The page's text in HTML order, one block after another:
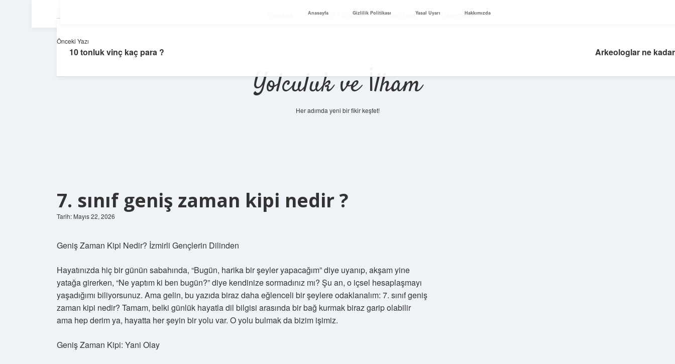
Gizlilik Politikası Yasal Uyarı Hakkımızda
Yolculuk ve İlham
Her adımda yeni bir fikir keşfet!
7. sınıf geniş zaman kipi nedir ?
Tarih: Mayıs 22, 2026
Geniş Zaman Kipi Nedir? İzmirli Gençlerin Dilinden
Hayatınızda hiç bir günün sabahında, “Bugün, harika bir şeyler yapacağım” diye uyanıp, akşam yine
yatağa girerken, “Ne yaptım ki ben bugün?” diye kendinize sormadınız mı? Şu an, o içsel hesaplaşmayı
yaşadığımı biliyorsunuz. Ama gelin, bu yazıda biraz daha eğlenceli bir şeylere odaklanalım: 7. sınıf geniş
zaman kipi nedir? Tamam, belki günlük hayatla dil bilgisi arasında bir bağ kurmak biraz garip olabilir
ama hep derim ya, hayatta her şeyin bir yolu var. O yolu bulmak da bizim işimiz.
Geniş Zaman Kipi: Yani Olay
Önceki Yazı
10 tonluk vinç kaç para ? Arkeologlar ne
Anasayfa Gizlilik Politikası Yasal Uyarı Hakkımızda